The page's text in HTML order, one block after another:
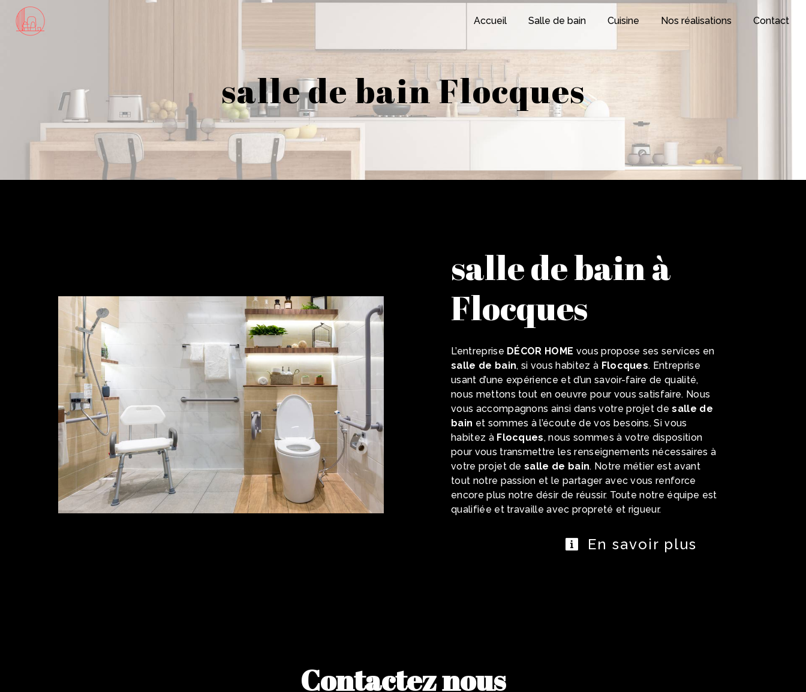
Accueil Salle de bain Cuisine Nos réalisations Contact
salle de bain Flocques
salle de bain à
Flocques
L’entreprise DÉCOR HOME vous propose ses services en
salle de bain, si vous habitez à Flocques. Entreprise
usant d’une expérience et d’un savoir-faire de qualité,
nous mettons tout en oeuvre pour vous satisfaire. Nous
vous accompagnons ainsi dans votre projet desalle de
bain et sommes à l’écoute de vos besoins. Si vous
habitez à Flocques, nous sommes à votre disposition
pour vous transmettre les renseignements nécessaires à
votre projet desalle de bain. Notre métier est avant
tout notre passion et le partager avec vous renforce
encore plus notre désir de réussir. Toute notre équipe est
qualifiée et travaille avec propreté et rigueur.
En savoir plus
Contactez nous
Panneau de gestion des cookies